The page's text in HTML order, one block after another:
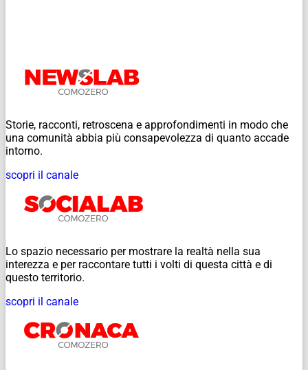
Storie, racconti, retroscena e approfondimenti in modo che
una comunità abbia più consapevolezza di quanto accade
intorno.
scopri il canale
Lo spazio necessario per mostrare la realtà nella sua
interezza e per raccontare tutti i volti di questa città e di
questo territorio.
scopri il canale